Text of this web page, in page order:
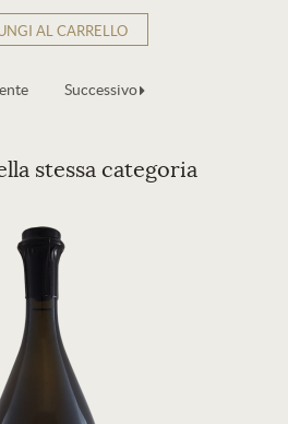
AL CARRELLO
Successivo
stessa categoria